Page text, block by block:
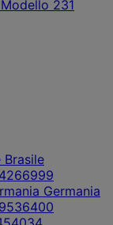
231
Brasile
Germania